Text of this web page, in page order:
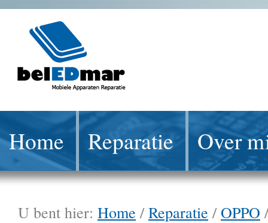
Home Reparatie Over
U bent hier: Home /Reparatie /OPPO